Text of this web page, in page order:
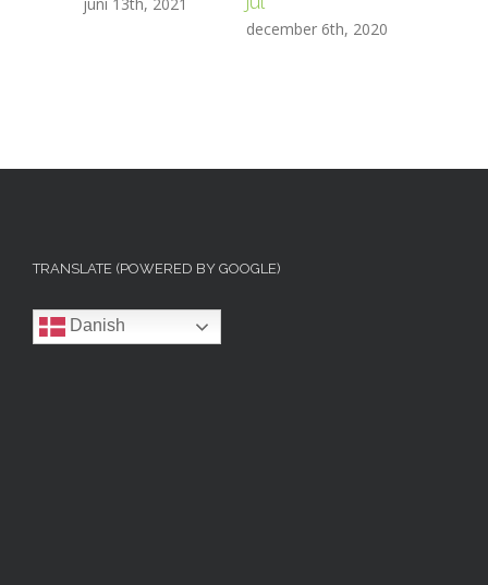
december 6th, 2020
TRANSLATE (POWERED BY GOOGLE)
Danish